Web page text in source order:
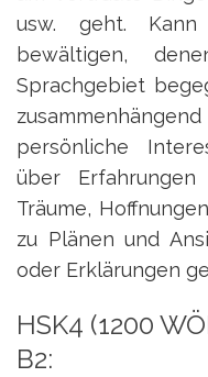
usw. geht.
bewältigen,
Sprachgebiet
persönliche
über
Träume,
zu Plänen und
oder Erklärungen
HSK4 (1200
B2: